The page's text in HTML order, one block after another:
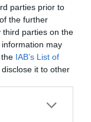
parties prior to
the further
third parties on the
information may
IAB’s List of
it to other